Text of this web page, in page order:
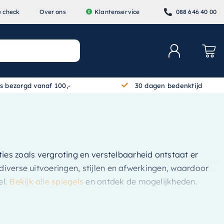
check Over ons Klantenservice 088 646 40 00
bezorgd vanaf 100,- 30 dagen bedenktijd
zoals vergroting en verstelbaarheid ontstaat er
uitvoeringen, stijlen en afwerkingen, waardoor
Bekijk alle spiegels en ontdek de mogelijkheden.